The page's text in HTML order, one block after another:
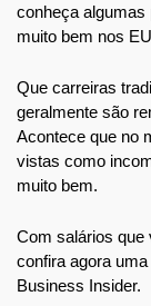
conheça algumas
muito bem nos
Que carreiras
geralmente são
Acontece que no
vistas como
muito bem.
Com salários que
confira agora
Business Insider.